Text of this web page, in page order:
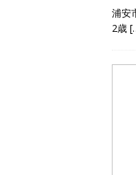
浦安
2歳